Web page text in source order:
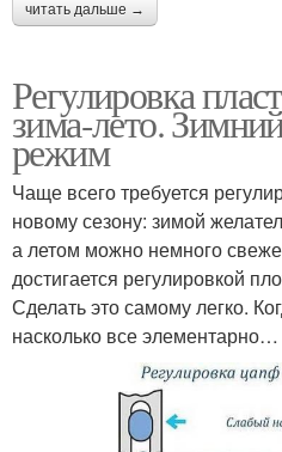
читать дальше →
Регулировка
зима-лето.
режим
Чаще всего требуется
новому сезону: зимой
а летом можно немного
достигается регулировкой
Сделать это самому легко.
насколько все элементарно…